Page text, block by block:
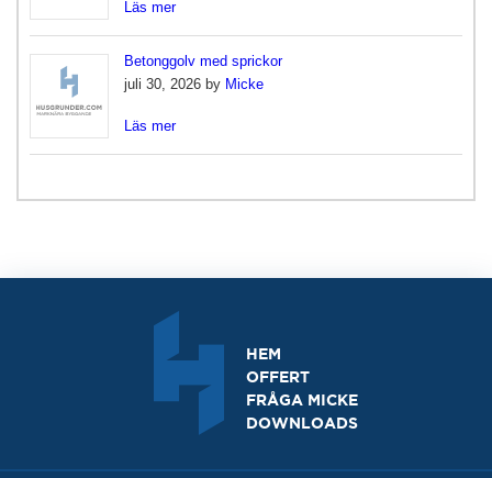
Läs mer
Betonggolv med sprickor
juli 30, 2026 by Micke
Läs mer
HEM
OFFERT
FRÅGA MICKE
DOWNLOADS